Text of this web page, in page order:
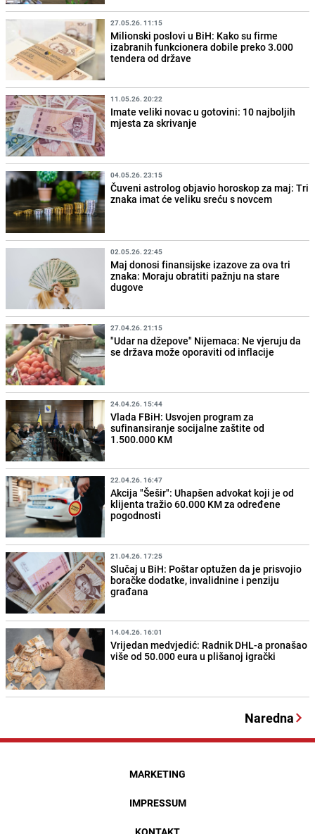
27.05.26. 11:15
Milionski poslovi u BiH: Kako su firme
izabranih funkcionera dobile preko 3.000
tendera od države
11.05.26. 20:22
Imate veliki novac u gotovini: 10 najboljih
mjesta za skrivanje
04.05.26. 23:15
Čuveni astrolog objavio horoskop za maj: Tri
znaka imat će veliku sreću s novcem
02.05.26. 22:45
Maj donosi finansijske izazove za ova tri
znaka: Moraju obratiti pažnju na stare
dugove
27.04.26. 21:15
"Udar na džepove" Nijemaca: Ne vjeruju da
se država može oporaviti od inflacije
24.04.26. 15:44
Vlada FBiH: Usvojen program za
sufinansiranje socijalne zaštite od
1.500.000 KM
22.04.26. 16:47
Akcija "Šešir": Uhapšen advokat koji je od
klijenta tražio 60.000 KM za određene
pogodnosti
21.04.26. 17:25
Slučaj u BiH: Poštar optužen da je prisvojio
boračke dodatke, invalidnine i penziju
građana
14.04.26. 16:01
Vrijedan medvjedić: Radnik DHL-a pronašao
više od 50.000 eura u plišanoj igrački
Naredna
MARKETING
IMPRESSUM